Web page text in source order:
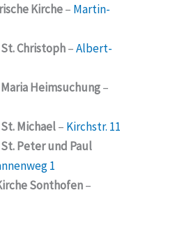
Kirche– Martin-
Christoph–Albert-
Heimsuchung–
Michael– Kirchstr. 11
Peter und Paul
1
Sonthofen–